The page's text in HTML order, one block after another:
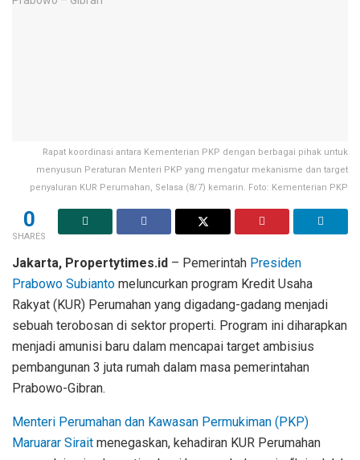
Rapat koordinasi antara Kementerian PKP dengan berbagai pihak untuk
menyusun Peraturan Menteri PKP yang mengatur mekanisme dan target
penyaluran KUR Perumahan, Selasa (8/7) kemarin. Foto: Kementerian PKP
0
SHARES
Jakarta, Propertytimes.id – Pemerintah Presiden
Prabowo Subianto meluncurkan program Kredit Usaha
Rakyat (KUR) Perumahan yang digadang-gadang menjadi
sebuah terobosan di sektor properti. Program ini diharapkan
menjadi amunisi baru dalam mencapai target ambisius
pembangunan 3 juta rumah dalam masa pemerintahan
Prabowo-Gibran.
Menteri Perumahan dan Kawasan Permukiman (PKP)
Maruarar Sirait menegaskan, kehadiran KUR Perumahan